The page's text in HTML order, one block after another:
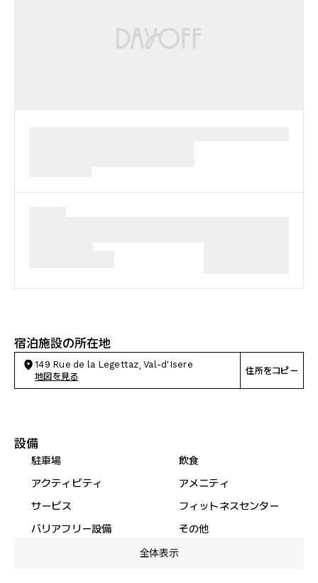
宿泊施設の所在地
149 Rue de la Legettaz, Val-d'Isere
地図を見る
住所をコピー
設備
駐車場
飲食
アクティビティ
アメニティ
サービス
フィットネスセンター
バリアフリー設備
その他
全体表示